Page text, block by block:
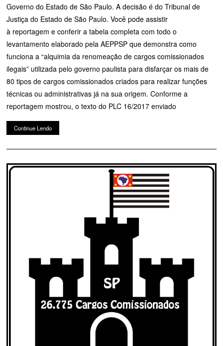
Governo do Estado de São Paulo. A decisão é do Tribunal de
Justiça do Estado de São Paulo. Você pode assistir
à reportagem e conferir a tabela completa com todo o
levantamento elaborado pela AEPPSP que demonstra como
funciona a “alquimia da renomeação de cargos comissionados
ilegais” utilizada pelo governo paulista para disfarçar os mais de
80 tipos de cargos comissionados criados para realizar funções
técnicas ou administrativas já na sua origem. Conforme a
reportagem mostrou, o texto do PLC 16/2017 enviado
Continue Lendo